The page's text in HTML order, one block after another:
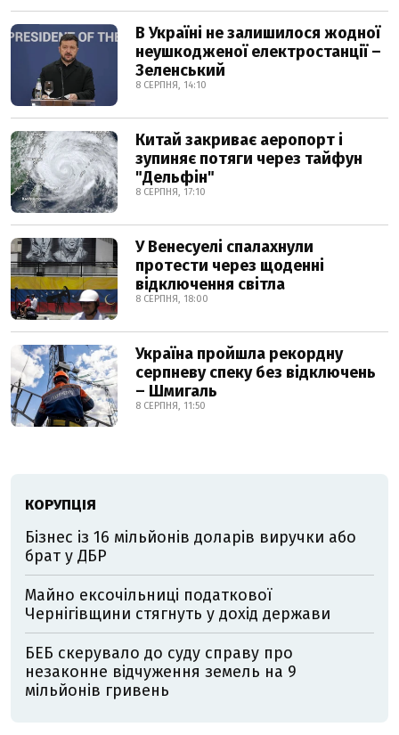
В Україні не залишилося жодної
неушкодженої електростанції –
Зеленський
8 СЕРПНЯ, 14:10
Китай закриває аеропорт і
зупиняє потяги через тайфун
"Дельфін"
8 СЕРПНЯ, 17:10
У Венесуелі спалахнули
протести через щоденні
відключення світла
8 СЕРПНЯ, 18:00
Україна пройшла рекордну
серпневу спеку без відключень
– Шмигаль
8 СЕРПНЯ, 11:50
КОРУПЦІЯ
Бізнес із 16 мільйонів доларів виручки або
брат у ДБР
Майно ексочільниці податкової
Чернігівщини стягнуть у дохід держави
БЕБ скерувало до суду справу про
незаконне відчуження земель на 9
мільйонів гривень